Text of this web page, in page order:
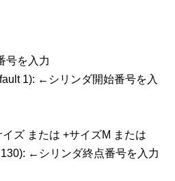
号を入力
1): ←シリンダ開始番号を入
ズ または +サイズM または
←シリンダ終点番号を入力